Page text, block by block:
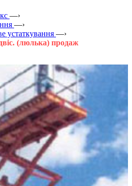
—›
—›
устаткування —›
(люлька) продаж